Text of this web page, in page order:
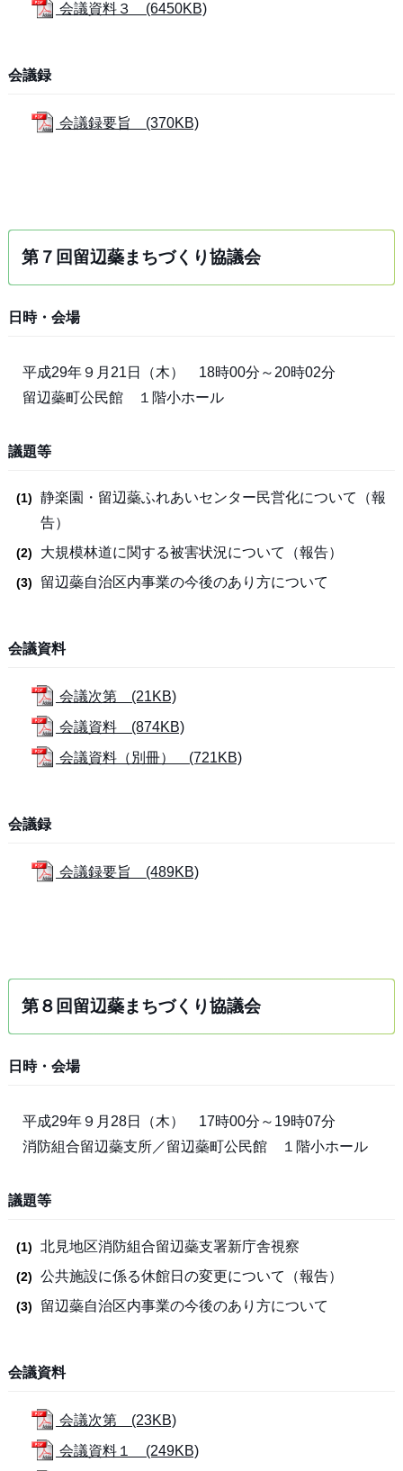
会議資料３ (6450KB)
会議録
会議録要旨 (370KB)
第７回留辺蘂まちづくり協議会
日時・会場
平成29年９月21日（木） 18時00分～20時02分
留辺蘂町公民館 １階小ホール
議題等
静楽園・留辺蘂ふれあいセンター民営化について（報
告）
大規模林道に関する被害状況について（報告）
留辺蘂自治区内事業の今後のあり方について
会議資料
会議次第 (21KB)
会議資料 (874KB)
会議資料（別冊） (721KB)
会議録
会議録要旨 (489KB)
第８回留辺蘂まちづくり協議会
日時・会場
平成29年９月28日（木） 17時00分～19時07分
消防組合留辺蘂支所／留辺蘂町公民館 １階小ホール
議題等
北見地区消防組合留辺蘂支署新庁舎視察
公共施設に係る休館日の変更について（報告）
留辺蘂自治区内事業の今後のあり方について
会議資料
会議次第 (23KB)
会議資料１ (249KB)